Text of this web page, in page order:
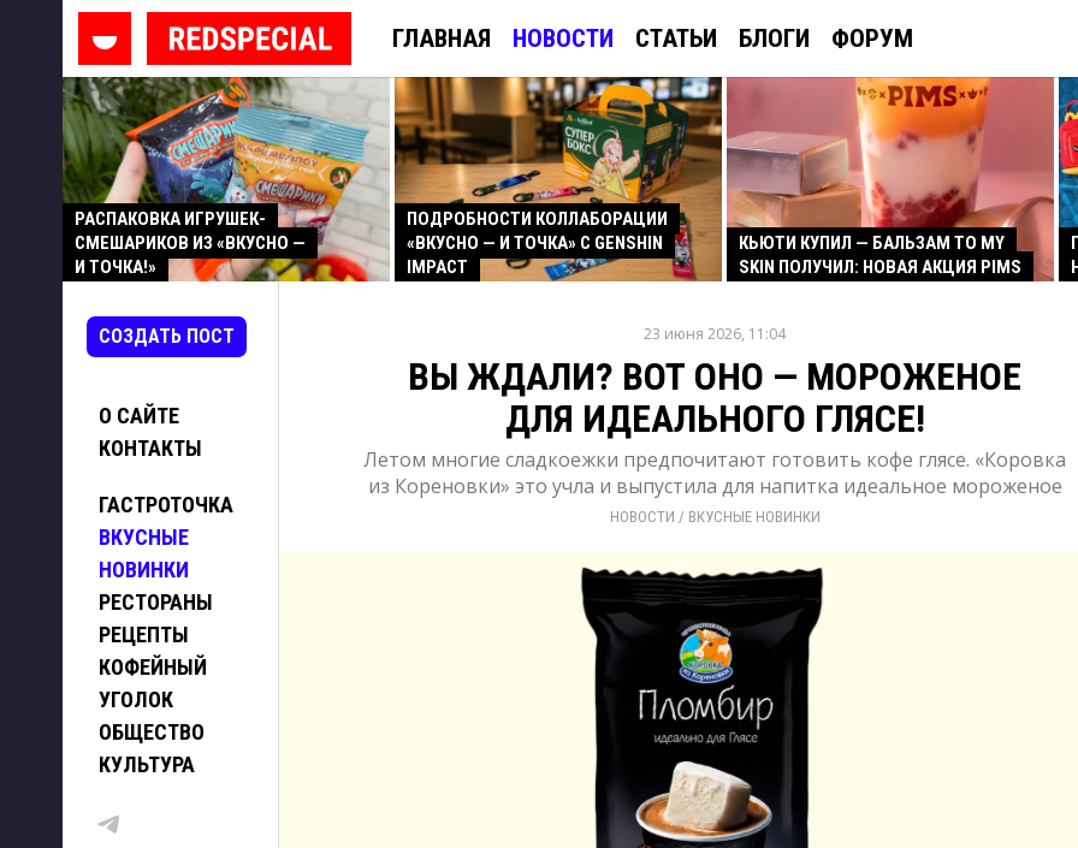
ГЛАВНАЯ НОВОСТИ СТАТЬИ БЛОГИ ФОРУМ
РАСПАКОВКА ИГРУШЕК-
СМЕШАРИКОВ ИЗ «ВКУСНО —
И ТОЧКА!»
ПОДРОБНОСТИ КОЛЛАБОРАЦИИ
«ВКУСНО — И ТОЧКА» С GENSHIN
IMPACT
КЬЮТИ КУПИЛ — БАЛЬЗАМ TO MY
SKIN ПОЛУЧИЛ: НОВАЯ АКЦИЯ PIMS
СОЗДАТЬ ПОСТ
О САЙТЕ
КОНТАКТЫ
ГАСТРОТОЧКА
ВКУСНЫЕ
НОВИНКИ
РЕСТОРАНЫ
РЕЦЕПТЫ
КОФЕЙНЫЙ
УГОЛОК
ОБЩЕСТВО
КУЛЬТУРА
23 июня 2026, 11:04
ВЫ ЖДАЛИ? ВОТ ОНО — МОРОЖЕНОЕ
ДЛЯ ИДЕАЛЬНОГО ГЛЯСЕ!
Летом многие сладкоежки предпочитают готовить кофе глясе. «Коровка
из Кореновки» это учла и выпустила для напитка идеальное мороженое
НОВОСТИ / ВКУСНЫЕ НОВИНКИ